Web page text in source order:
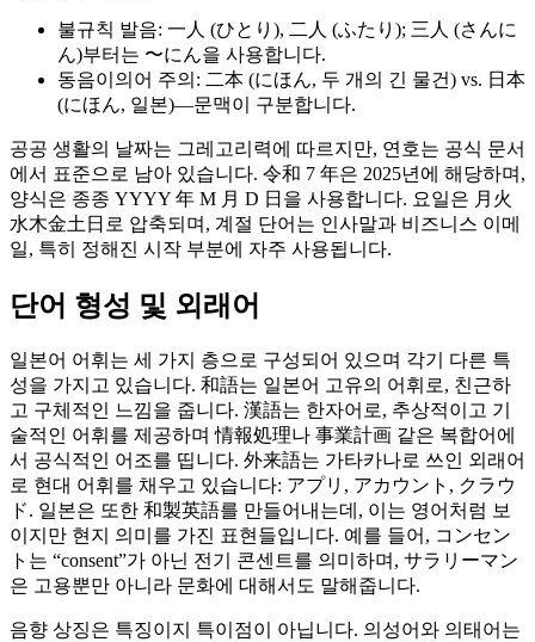
불규칙 발음: 一人 (ひとり), 二人 (ふたり); 三人 (さんに
ん)부터는 〜にん을 사용합니다.
동음이의어 주의: 二本 (にほん, 두 개의 긴 물건) vs. 日本
(にほん, 일본)—문맥이 구분합니다.
공공 생활의 날짜는 그레고리력에 따르지만, 연호는 공식 문서
에서 표준으로 남아 있습니다. 令和 7 年은 2025년에 해당하며,
양식은 종종 YYYY 年 M 月 D 日을 사용합니다. 요일은 月火
水木金土日로 압축되며, 계절 단어는 인사말과 비즈니스 이메
일, 특히 정해진 시작 부분에 자주 사용됩니다.
단어 형성 및 외래어
일본어 어휘는 세 가지 층으로 구성되어 있으며 각기 다른 특
성을 가지고 있습니다. 和語는 일본어 고유의 어휘로, 친근하
고 구체적인 느낌을 줍니다. 漢語는 한자어로, 추상적이고 기
술적인 어휘를 제공하며 情報処理나 事業計画 같은 복합어에
서 공식적인 어조를 띱니다. 外来語는 가타카나로 쓰인 외래어
로 현대 어휘를 채우고 있습니다: アプリ, アカウント, クラウ
ド. 일본은 또한 和製英語를 만들어내는데, 이는 영어처럼 보
이지만 현지 의미를 가진 표현들입니다. 예를 들어, コンセン
ト는 “consent”가 아닌 전기 콘센트를 의미하며, サラリーマン
은 고용뿐만 아니라 문화에 대해서도 말해줍니다.
음향 상징은 특징이지 특이점이 아닙니다. 의성어와 의태어는